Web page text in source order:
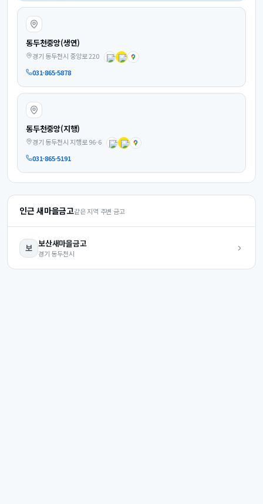
동두천중앙(생연)
경기 동두천시 중앙로 220
031-865-5878
동두천중앙(지행)
경기 동두천시 지행로 96-6
031-865-5191
인근 새마을금고같은 지역 주변 금고
보 보산새마을금고
경기 동두천시